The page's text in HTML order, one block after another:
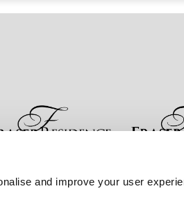
and improve your user
お問い合わせ ベストレート